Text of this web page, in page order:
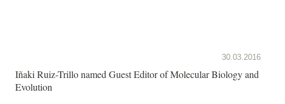
30.03.2016
Iñaki Ruiz-Trillo named Guest Editor of Molecular Biology and
Evolution